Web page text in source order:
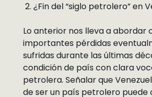
¿Fin del “siglo petrolero” en
Lo anterior nos lleva a abordar
importantes pérdidas
sufridas durante las últimas
condición de país con clara
petrolera. Señalar que
de ser un país petrolero puede